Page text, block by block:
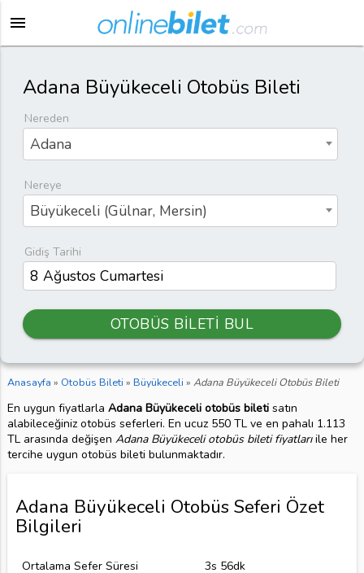
menu
Adana Büyükeceli Otobüs Bileti
Nereden
Adana
Nereye
Büyükeceli (Gülnar, Mersin)
Gidiş Tarihi
OTOBÜS BİLETİ BUL
Anasayfa » Otobüs Bileti » Büyükeceli » Adana Büyükeceli Otobüs Bileti
En uygun fiyatlarla Adana Büyükeceli otobüs biletisatın
alabileceğiniz otobüs seferleri. En ucuz 550 TL ve en pahalı 1.113
TL arasında değişen Adana Büyükeceli otobüs bileti fiyatlarıile her
tercihe uygun otobüs bileti bulunmaktadır.
Adana Büyükeceli Otobüs Seferi Özet
Bilgileri
Ortalama Sefer Süresi
3s 56dk